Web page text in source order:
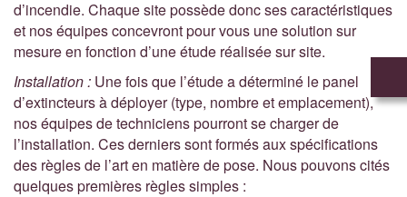
d’incendie. Chaque site possède donc ses caractéristiques
et nos équipes concevront pour vous une solution sur
mesure en fonction d’une étude réalisée sur site.
Installation : Une fois que l’étude a déterminé le panel
d’extincteurs à déployer (type, nombre et emplacement),
nos équipes de techniciens pourront se charger de
l’installation. Ces derniers sont formés aux spécifications
des règles de l’art en matière de pose. Nous pouvons cités
quelques premières règles simples :